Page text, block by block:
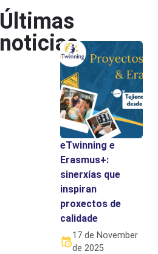
Últimas
noticias
eTwinning e
Erasmus+:
sinerxías que
inspiran
proxectos de
calidade
17 de November
de 2025